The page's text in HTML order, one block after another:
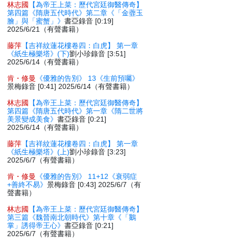
林志國
【為帝王上菜：歷代宮廷御醫傳奇】
第四篇《隋唐五代時代》第二章《「金虀玉
膾」與「蜜蟹」》書亞錄音 [0:19]
2025/6/21（有聲書籍）
藤萍 【吉祥紋蓮花樓卷四：白虎】 第一章
《紙生極樂塔》(下)劉小珍錄音 [3:51]
2025/6/14（有聲書籍）
肯・修曼
《優雅的告別》 13《生前預囑》
景梅錄音 [0:41] 2025/6/14（有聲書籍）
林志國
【為帝王上菜：歷代宮廷御醫傳奇】
第四篇《隋唐五代時代》第一章《隋二世將
美景變成美食》書亞錄音 [0:21]
2025/6/14（有聲書籍）
藤萍 【吉祥紋蓮花樓卷四：白虎】 第一章
《紙生極樂塔》(上)劉小珍錄音 [3:23]
2025/6/7（有聲書籍）
肯・修曼
《優雅的告別》 11+12《衰弱症
+善終不易》景梅錄音 [0:43] 2025/6/7（有
聲書籍）
林志國
【為帝王上菜：歷代宮廷御醫傳奇】
第三篇《魏晉南北朝時代》第十章《「鵝
掌」誘得帝王心》書亞錄音 [0:21]
2025/6/7（有聲書籍）